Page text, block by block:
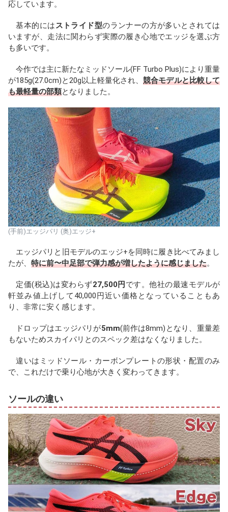
応しています。
基本的にはストライド型のランナーの方が多いとされては
いますが、走法に関わらず実際の履き心地でエッジを選ぶ方
も多いです。
今作では主に新たなミッドソール(FF Turbo Plus)により重量
が185g(27.0cm)と20g以上軽量化され、競合モデルと比較して
も最軽量の部類となりました。
(手前)エッジパリ (奥)エッジ+
エッジパリと旧モデルのエッジ+を同時に履き比べてみまし
たが、 特に前〜中足部で弾力感が増したように感じました。
定価(税込)は変わらず27,500円 です。他社の最速モデルが
軒並み値上げして40,000円近い価格となっていることもあ
り、非常に安く感じます。
ドロップはエッジパリが5mm(前作は8mm)となり、重量差
もないためスカイパリとのスペック差はなくなりました。
違いはミッドソール・カーボンプレートの形状・配置のみ
で、これだけで乗り心地が大きく変わってきます。
ソールの違い